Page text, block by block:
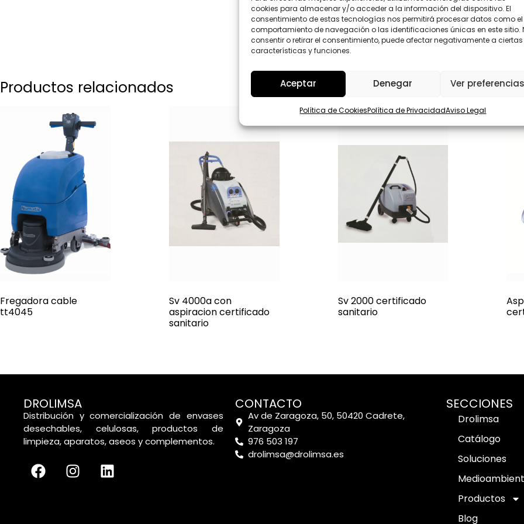
cookies para almacenar y/o acceder a la información del dispositivo. El
consentimiento de estas tecnologías nos permitirá procesar datos como el
comportamiento de navegación o las identificaciones únicas en este sitio.
consentir o retirar el consentimiento, puede afectar negativamente a ciertas
características y funciones.
Aceptar Denegar Ver
Política de CookiesPolítica de PrivacidadAviso Legal
D
*
Enviar
Productos relacionados
Fregadora cable
tt4045
Sv 4000a con
aspiracion certificado
sanitario
Sv 2000 certificado
sanitario
DROLIMSA
Distribución y comercialización de envases
desechables, celulosas, productos de
limpieza, aparatos, aseos y complementos.
CONTACTO
Av de Zaragoza, 50, 50420 Cadrete,
Zaragoza
976 503 197
drolimsa@drolimsa.es
SECCIONES
Drolimsa
Catálogo
Soluciones
Productos
Blog